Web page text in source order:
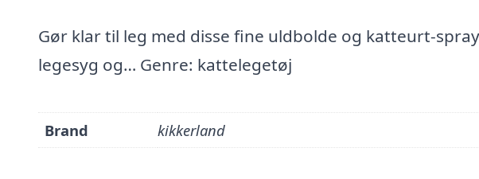
Gør klar til leg med disse fine uldbolde og katteurt-
legesyg og… Genre: kattelegetøj
Brand kikkerland